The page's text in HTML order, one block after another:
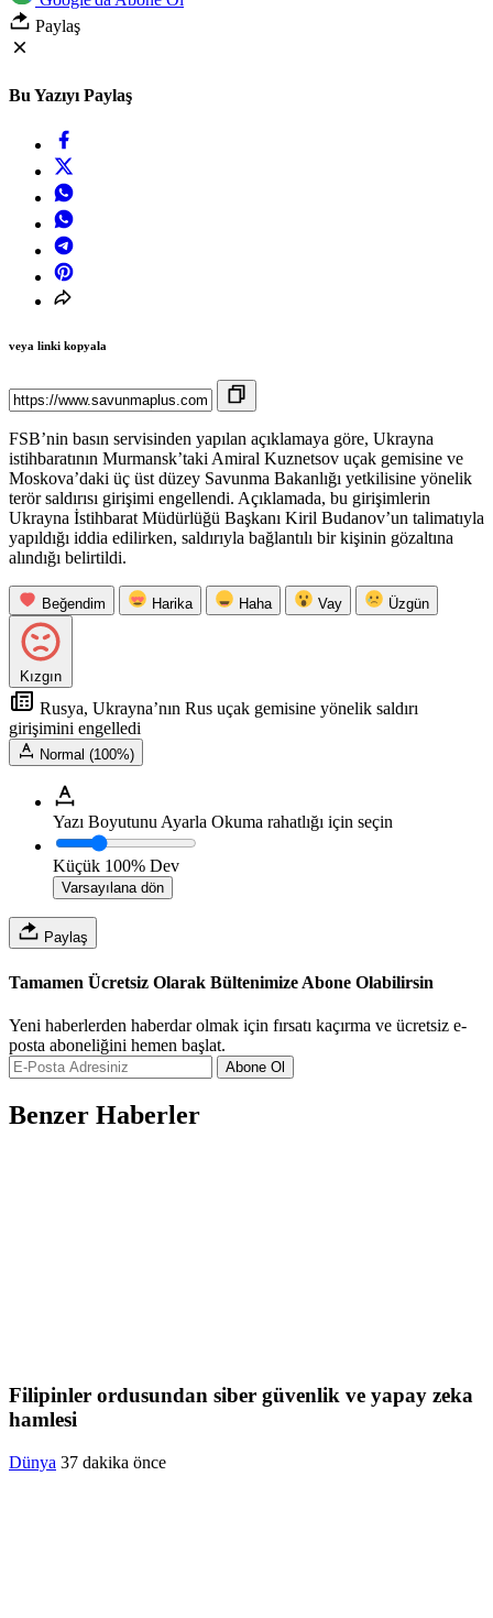
Paylaş
Bu Yazıyı Paylaş
veya linki kopyala
FSB’nin basın servisinden yapılan açıklamaya göre, Ukrayna
istihbaratının Murmansk’taki Amiral Kuznetsov uçak gemisine ve
Moskova’daki üç üst düzey Savunma Bakanlığı yetkilisine yönelik
terör saldırısı girişimi engellendi. Açıklamada, bu girişimlerin
Ukrayna İstihbarat Müdürlüğü Başkanı Kiril Budanov’un talimatıyla
yapıldığı iddia edilirken, saldırıyla bağlantılı bir kişinin gözaltına
alındığı belirtildi.
Beğendim Harika Haha Vay Üzgün
Kızgın
Rusya, Ukrayna’nın Rus uçak gemisine yönelik saldırı
girişimini engelledi
Normal (100%)
Yazı Boyutunu Ayarla Okuma rahatlığı için seçin
Küçük 100% Dev
Varsayılana dön
Paylaş
Tamamen Ücretsiz Olarak Bültenimize Abone Olabilirsin
Yeni haberlerden haberdar olmak için fırsatı kaçırma ve ücretsiz e-
posta aboneliğini hemen başlat.
Abone Ol
Benzer Haberler
Filipinler ordusundan siber güvenlik ve yapay zeka
hamlesi
Dünya 37 dakika önce